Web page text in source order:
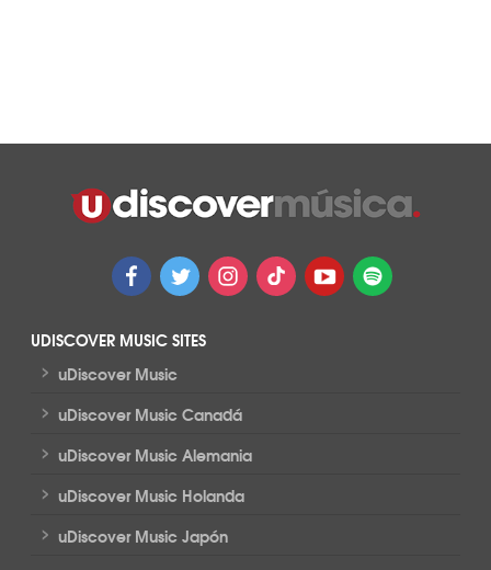
UDISCOVER MUSIC SITES
> uDiscover Music
> uDiscover Music Canadá
> uDiscover Music Alemania
> uDiscover Music Holanda
> uDiscover Music Japón